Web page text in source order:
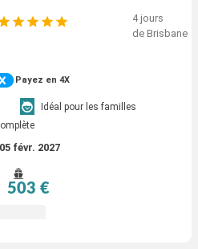
4 jours
de Brisbane
Payez en 4X
Idéal pour les familles
févr. 2027
503 €